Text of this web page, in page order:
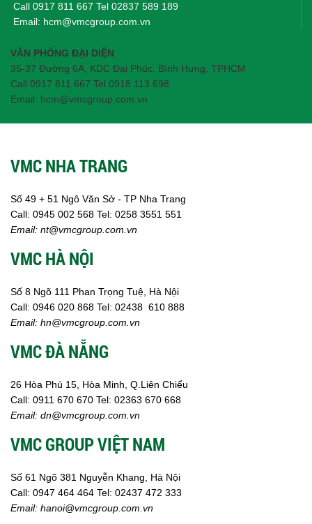
Call 0917 811 667 Tel 02837 589 189
Email: hcm@vmcgroup.com.vn
VĂN PHÒNG ĐẠI DIỆN
35-37 Đường 6A, KDC Đại Phúc, Bình Hưng, TPHCM
Call 0917 811 667 Tel 0918 113 698
Email: hcm@vmcgroup.com.vn
VMC NHA TRANG
Số 49 + 51 Ngô Văn Sở - TP Nha Trang
Call: 0945 002 568 Tel: 0258 3551 551
Email: nt@vmcgroup.com.vn
VMC HÀ NỘI
Số 8 Ngõ 111 Phan Trọng Tuệ, Hà Nội
Call: 0946 020 868 Tel: 02438 610 888
Email: hn@vmcgroup.com.vn
VMC ĐÀ NẴNG
26 Hòa Phú 15, Hòa Minh, Q.Liên Chiểu
Call: 0911 670 670 Tel: 02363 670 668
Email: dn@vmcgroup.com.vn
VMC GROUP VIỆT NAM
Số 61 Ngõ 381 Nguyễn Khang, Hà Nội
Call: 0947 464 464 Tel: 02437 472 333
Email: hanoi@vmcgroup.com.vn